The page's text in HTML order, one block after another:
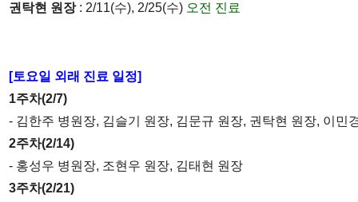
권탁현 원장: 2/11(수), 2/25(수) 오전 진료
[토요일 외래 진료 일정]
1주차(2/7)
- 김한주 병원장, 김슬기 원장, 김문규 원장, 권탁현 원장, 이민
2주차(2/14)
- 홍성우 병원장, 조현우 원장, 김태현 원장
3주차(2/21)